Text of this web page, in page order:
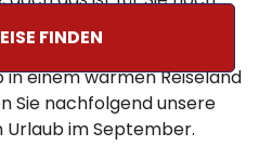
FINDEN
Pullis und langen
zu kramen? Dann
einem warmen Reiseland
Sie nachfolgend unsere
im September.